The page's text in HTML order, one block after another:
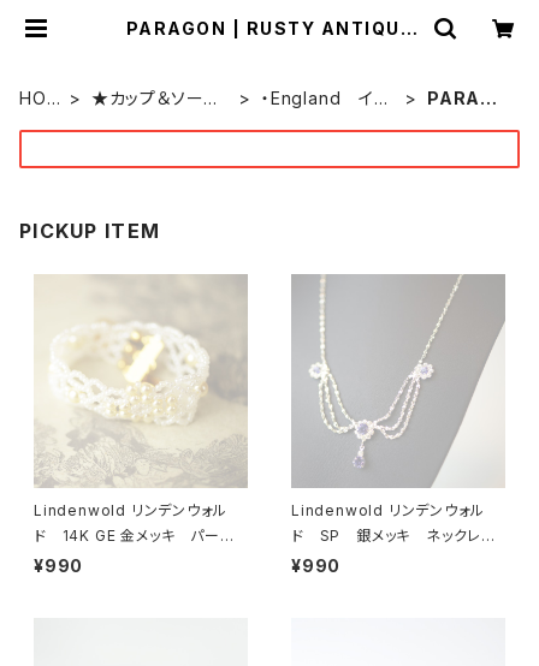
PARAGON | RUSTY ANTIQUE
HOM
★カップ＆ソーサ
・England イギ
PARAGO
PICKUP ITEM
Lindenwold リンデンウォル
ド 14K GE 金メッキ パー
ル ブレスレット 23-0064
¥990
Lindenwold リンデンウォル
ド SP 銀メッキ ネックレ
ス 23-0063 ビンテージア
¥990